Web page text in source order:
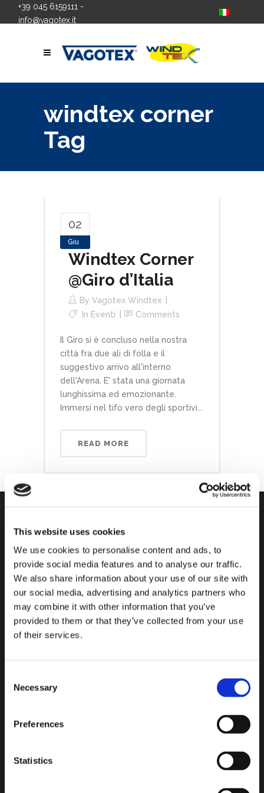
This website uses cookies
We use cookies to personalise content and ads, to
provide social media features and to analyse our traffic.
We also share information about your use of our site with
our social media, advertising and analytics partners who
may combine it with other information that you’ve
provided to them or that they’ve collected from your use
of their services.
Selection
Necessary
Preferences
Statistics
+39 045 6159111 -
info@vagotex.it
windtex corner
Tag
02
Giu
Windtex Corner
@Giro d’Italia
By Vagotex Windtex
In Eventi Comments
Il Giro si è concluso nella nostra
città fra due ali di folla e il
suggestivo arrivo all'interno
dell'Arena. E' stata una giornata
lunghissima ed emozionante.
Immersi nel tifo vero degli sportivi...
READ MORE
WINDTEX VAGOTEX S.p.A.
sede legale: viale del Lavoro n. 15,
37030 – Colognola ai Colli (VR)
P.IVA e C.F.: n. 00895500239
Informativa Privacy Cliente
Informativa Privacy